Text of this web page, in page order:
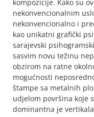
kompozicije. Kako su
nekonvencionalnim
nekonvencionalno i
kao unikatni grafički
sarajevski
sasvim novu težinu
obzirom na ratne
mogućnosti
štampe sa metalnih
udjelom površina koje
dominantna je